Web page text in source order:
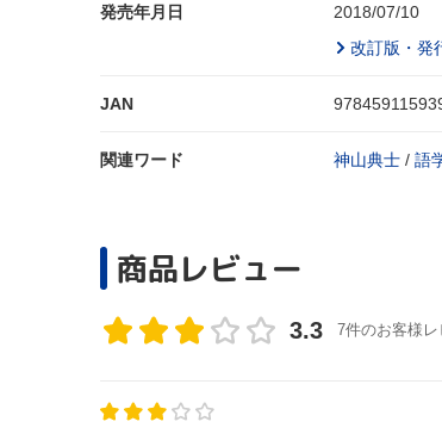
発売年月日
2018/07/10
改訂版・発
JAN
関連ワード 神山典士 / 語
商品レビュー
3.3 7件のお客様レ